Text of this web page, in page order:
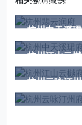
杭州翡云润府
杭州中天溪
杭州江山云
杭州云咏汀